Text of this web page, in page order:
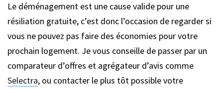
Le déménagement est une cause valide pour une
résiliation gratuite, c’est donc l’occasion de regarder si
vous ne pouvez pas faire des économies pour votre
prochain logement. Je vous conseille de passer par un
comparateur d’offres et agrégateur d’avis comme
Selectra, ou contacter le plus tôt possible votre